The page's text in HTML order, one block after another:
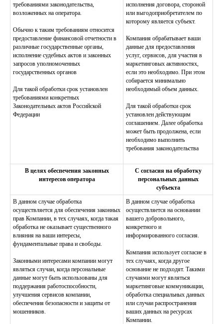
требованиями законодательства,
возложенных на оператора.
Обычно к таким требованиям относится
предоставление финансовой отчетности в
различные государственные органы,
исполнение судебных актов и законных
запросов уполномоченных
государственных органов
Для такой обработки срок установлен
требованиями конкретных
Законодательных актов Российской
Федерации
исполнения договора, стороной
или выгодоприобретателем по
которому является субъект.
Компания обрабатывает ваши
данные для предоставления
услуг, сервисов, для участия в
маркетинговых активностях,
если это необходимо. При этом
собирается минимально
необходимый объем данных.
Для такой обработки срок
установлен действующим
соглашением. Далее обработка
может быть продолжена, если
необходимо выполнить
требования законодательства
В целях обеспечения законных
интересов оператора
С согласия на обработку
персональных данных
субъекта
В данном случае обработка
осуществляется для обеспечения законных
прав Компании, в тех случаях, когда такая
обработка не оказывает существенного
влияния на ваши интересы,
фундаментальные права и свободы.
Законными интересами компании могут
являться случаи, когда персональные
данные могут быть использованы для
поддержания работоспособности,
улучшения сервисов компании,
обеспечения безопасности и защиты от
мошенников.
В данном случае обработка
осуществляется на основании
вашего добровольного,
конкретного и
информированного согласия.
Компания использует согласие в
тех случаях, когда другое
основание не подходят. Такими
случаями могут являться
маркетинговые коммуникации,
обработка специальных данных
или случаи распространения
ваших данных на ресурсах
Компании.